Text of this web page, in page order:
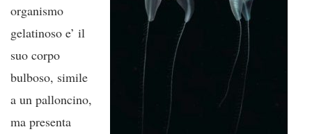
organismo
gelatinoso e’ il
suo corpo
bulboso, simile
a un palloncino,
ma presenta